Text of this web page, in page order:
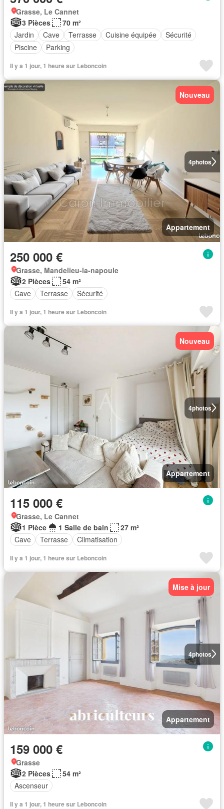
Grasse, Le Cannet
3 Pièces
70 m²
Jardin
Cave Terrasse Cuisine équipée
Sécurité
Piscine
Parking
Il y a 1 jour, 1 heure sur Leboncoin
4photos
Nouveau
Appartement
250 000 €
Grasse, Mandelieu-la-napoule
2 Pièces
54 m²
Cave
Terrasse Sécurité
Il y a 1 jour, 1 heure sur Leboncoin
4photos
Nouveau
Appartement
115 000 €
Grasse, Le Cannet
1 Pièce
1 Salle de bain
27 m²
Cave
Terrasse Climatisation
Il y a 1 jour, 1 heure sur Leboncoin
4photos
Mise à jour
Appartement
159 000 €
Grasse
2 Pièces
54 m²
Ascenseur
Il y a 1 jour, 1 heure sur Leboncoin